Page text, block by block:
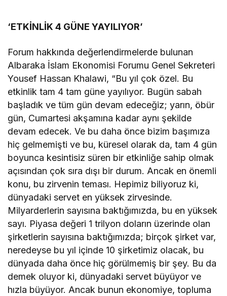
‘ETKİNLİK 4 GÜNE YAYILIYOR’
Forum hakkında değerlendirmelerde bulunan
Albaraka İslam Ekonomisi Forumu Genel Sekreteri
Yousef Hassan Khalawi, “Bu yıl çok özel. Bu
etkinlik tam 4 tam güne yayılıyor. Bugün sabah
başladık ve tüm gün devam edeceğiz; yarın, öbür
gün, Cumartesi akşamına kadar aynı şekilde
devam edecek. Ve bu daha önce bizim başımıza
hiç gelmemişti ve bu, küresel olarak da, tam 4 gün
boyunca kesintisiz süren bir etkinliğe sahip olmak
açısından çok sıra dışı bir durum. Ancak en önemli
konu, bu zirvenin teması. Hepimiz biliyoruz ki,
dünyadaki servet en yüksek zirvesinde.
Milyarderlerin sayısına baktığımızda, bu en yüksek
sayı. Piyasa değeri 1 trilyon doların üzerinde olan
şirketlerin sayısına baktığımızda; birçok şirket var,
neredeyse bu yıl içinde 10 şirketimiz olacak, bu
dünyada daha önce hiç görülmemiş bir şey. Bu da
demek oluyor ki, dünyadaki servet büyüyor ve
hızla büyüyor. Ancak bunun ekonomiye, topluma